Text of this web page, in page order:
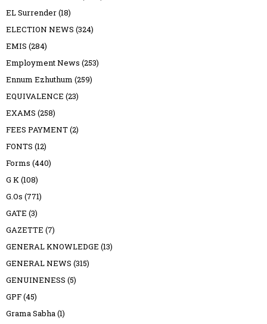
EL Surrender(18)
ELECTION NEWS (324)
EMIS (284)
Employment News (253)
Ennum Ezhuthum (259)
EQUIVALENCE (23)
EXAMS (258)
FEES PAYMENT(2)
FONTS (12)
Forms (440)
G K(108)
G.Os (771)
GATE (3)
GAZETTE (7)
GENERAL KNOWLEDGE (13)
GENERAL NEWS (315)
GENUINENESS (5)
GPF(45)
Grama Sabha(1)